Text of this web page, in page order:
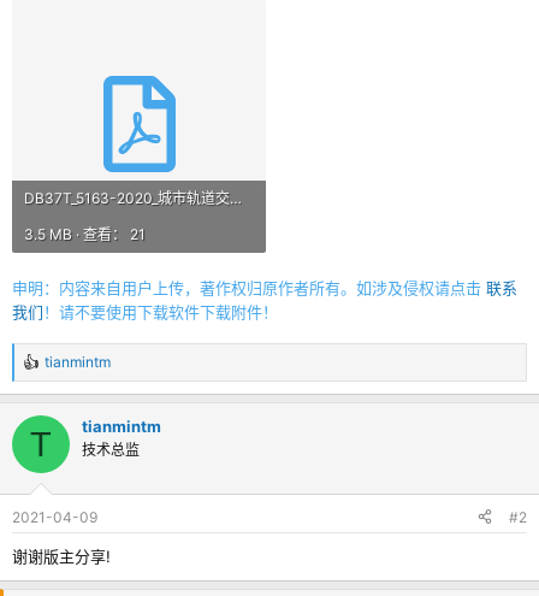
DB37T_5163-2020_城市轨道交通工程沿线既有建_构_筑物鉴定评估技术规程.pdf
3.5 MB · 查看： 21
申明：内容来自用户上传，著作权归原作者所有。如涉及侵权请点击 联系
我们！请不要使用下载软件下载附件！
反
馈
：
tianmintm
T tianmintm
技术总监
2021-04-09 #2
谢谢版主分享!